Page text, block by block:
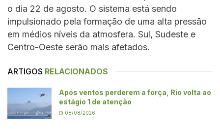
o dia 22 de agosto. O sistema está sendo
impulsionado pela formação de uma alta pressão
em médios níveis da atmosfera. Sul, Sudeste e
Centro-Oeste serão mais afetados.
ARTIGOS RELACIONADOS
Após ventos perderem a força, Rio volta ao
estágio 1 de atenção
08/08/2026